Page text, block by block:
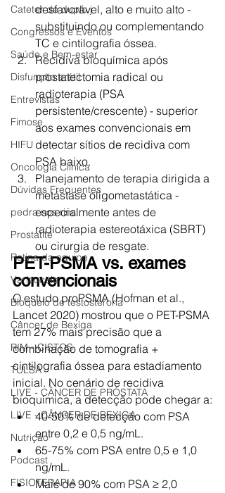
Cateter de duplo j
Congressos e Eventos
Saúde e Bem-estar
Disfunção erétil
Entrevistas
Fimose
HIFU
Oncologia Clínica
Dúvidas Frequentes
pedra nos rins
Prostatite
Rotina da equipe
Varicocele
Bloqueio de testosterona
Câncer de Bexiga
RIM - CISTOS
TULSA
LIVE - CÂNCER DE PRÓSTATA
LIVE - CÂNCER DE BEXIGA
Nutrição
Podcast
FISIOTERAPIA
desfavorável, alto e muito alto -
substituindo ou complementando
TC e cintilografia óssea.
Recidiva bioquímica após
prostatectomia radical ou
radioterapia (PSA
persistente/crescente) - superior
aos exames convencionais em
detectar sítios de recidiva com
PSA baixo.
Planejamento de terapia dirigida a
metástase oligometastática -
especialmente antes de
radioterapia estereotáxica (SBRT)
ou cirurgia de resgate.
PET-PSMA vs. exames
convencionais
O estudo proPSMA (Hofman et al.,
Lancet 2020) mostrou que o PET-PSMA
tem 27% mais precisão que a
combinação de tomografia +
cintilografia óssea para estadiamento
inicial. No cenário de recidiva
bioquímica, a detecção pode chegar a:
40-50% de detecção com PSA
entre 0,2 e 0,5 ng/mL.
65-75% com PSA entre 0,5 e 1,0
ng/mL.
Mais de 90% com PSA ≥ 2,0